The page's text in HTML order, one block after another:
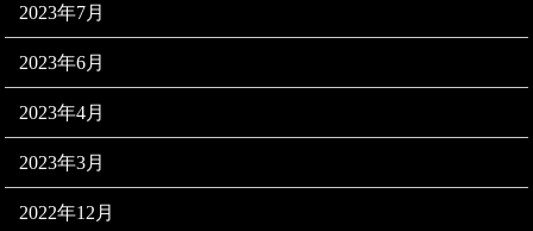
2023年7月
2023年6月
2023年4月
2023年3月
2022年12月